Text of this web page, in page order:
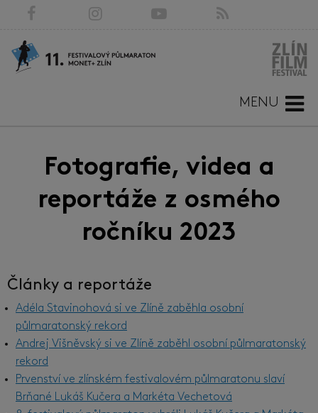
MENU
Fotografie, videa a
reportáže z osmého
ročníku 2023
Články a reportáže
Adéla Stavinohová si ve Zlíně zaběhla osobní
půlmaratonský rekord
Andrej Višněvský si ve Zlíně zaběhl osobní půlmaratonský
rekord
Prvenství ve zlínském festivalovém půlmaratonu slaví
Brňané Lukáš Kučera a Markéta Vechetová